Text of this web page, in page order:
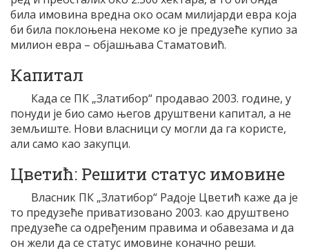
била имовина вредна око осам милијарди евра која
би била поклоњена некоме ко је предузеће купио за
милион евра – објашњава Стаматовић.
Капитал
Када се ПК „Златибор“ продавао 2003. године, у
понуди је био само његов друштвени капитал, а не
земљиште. Нови власници су могли да га користе,
али само као закупци.
Цветић: Решити статус имовине
Власник ПК „Златибор“ Радоје Цветић каже да је
то предузеће приватизовано 2003. као друштвено
предузеће са одређеним правима и обавезама и да
он жели да се статус имовине коначно реши.